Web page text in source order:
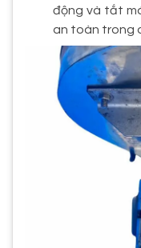
động và tắt
an toàn trong